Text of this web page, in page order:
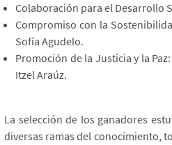
Colaboración para el Desarrollo
Compromiso con la
Sofía Agudelo.
Promoción de la Justicia y la
Itzel Araúz.
La selección de los ganadores
diversas ramas del conocimiento,